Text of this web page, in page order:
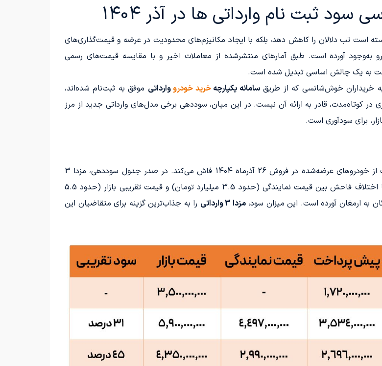
ثبت نام وارداتی ها در آذر 1404
است تب دلالان را کاهش دهد، بلکه با ایجاد مکانیزم‌های محدودیت در عرضه و قیمت‌گذاری‌های
به‌وجود آورده است. طبق آمارهای منتشرشده از معاملات اخیر و با مقایسه قیمت‌های رسمی
قیمت به یک چالش اساسی تبدیل شده است.
خریداران خوش‌شانسی که از طریقسامانه‌ یکپارچهخرید خودرووارداتی موفق به ثبت‌نام شده‌اند،
کوتاه‌مدت، قادر به ارائه آن نیست. در این میان، سوددهی برخی مدل‌های وارداتی جدید از مرز
بررسی دقیق‌تر ارقام، حقایق جالبی را درباره میزان سودآوری هر یک از خودروهای عرضه‌شده در فروش 26 آذرماه 1404 فاش می‌کند. در صدر جدول سوددهی، مزدا 3
مدل 2025 قرار دارد که توسط شرکت آفتاب خودرو عرضه شده و با اختلاف فاحش بین قیمت نمایندگی (حدود 3.5 میلیارد تومان) و قیمت تقریبی بازار (حدود 5.5
مزدا 3 وارداتی
را به جذاب‌ترین گزینه برای متقاضیان این